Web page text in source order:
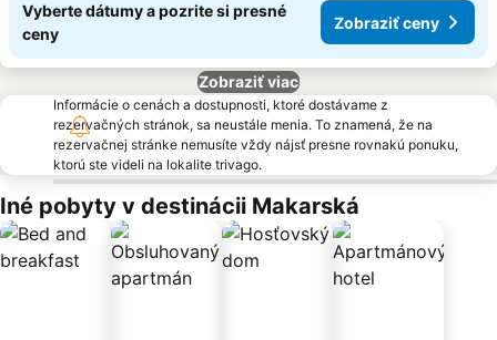
Vyberte dátumy a pozrite si presné
ceny
Zobraziť ceny
Zobraziť viac
Informácie o cenách a dostupnosti, ktoré dostávame z
rezervačných stránok, sa neustále menia. To znamená, že na
rezervačnej stránke nemusíte vždy nájsť presne rovnakú ponuku,
ktorú ste videli na lokalite trivago.
Iné pobyty v destinácii Makarská